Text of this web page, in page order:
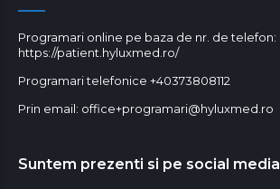
Programari online pe baza de nr. de telefon:
https://patient.hyluxmed.ro/
Programari telefonice +40373808112
Prin email: office+programari@hyluxmed.ro
Suntem prezenti si pe social media